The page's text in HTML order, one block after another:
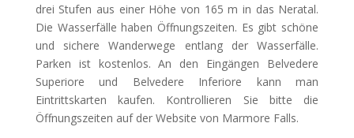
drei Stufen aus einer Höhe von 165 m in das Neratal.
Die Wasserfälle haben Öffnungszeiten. Es gibt schöne
und sichere Wanderwege entlang der Wasserfälle.
Parken ist kostenlos. An den Eingängen Belvedere
Superiore und Belvedere Inferiore kann man
Eintrittskarten kaufen. Kontrollieren Sie bitte die
Öffnungszeiten auf der Website von Marmore Falls.